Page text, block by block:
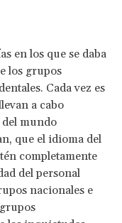
en los que se daba
los grupos
Cada vez es
a cabo
mundo
que el idioma del
completamente
del personal
nacionales e